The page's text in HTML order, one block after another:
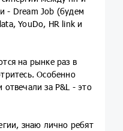
- Dream Job (будем
YouDo, HR link и
на рынке раз в
Особенно
за P&L - это
знаю лично ребят